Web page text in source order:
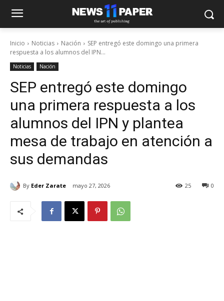
Inicio Noticias Nación
SEP entregó este domingo una primera
respuesta a los alumnos del IPN...
Noticias Nación
SEP entregó este domingo
una primera respuesta a los
alumnos del IPN y plantea
mesa de trabajo en atención a
sus demandas
By Eder Zarate mayo 27, 2026 0
25